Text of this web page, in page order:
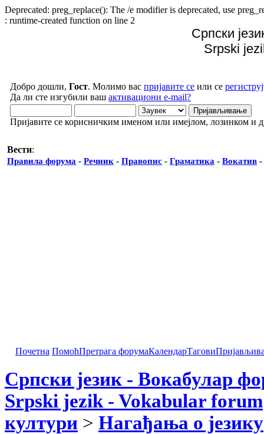
Deprecated: preg_replace(): The /e modifier is deprecated, use
: runtime-created function on line 2
Српски
Srpski
Добро дошли, Гост. Молимо вас пријавите се или се
Да ли сте изгубили ваш активациони e-mail?
Пријавите се корисничким именом или имејлом, лозинком и
Вести:
Правила форума - Речник - Правопис - Граматика - Вокатив -
Почетна ПомоћПретрага форумаКалендарТагови
Српски језик - Вокабулар
Srpski jezik - Vokabular forum
култури > Нагађања о језику